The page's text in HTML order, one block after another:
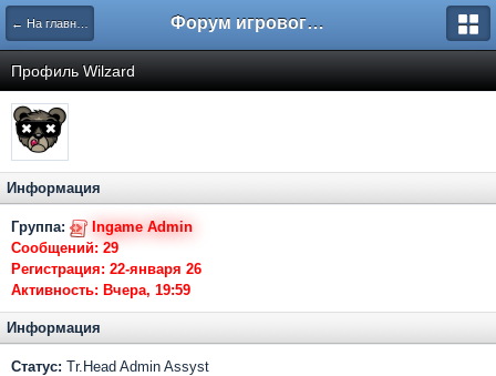
← На главную Форум игрового проекта Riverrise
Профиль Wilzard
Информация
Группа:
Ingame Admin
Сообщений: 29
Регистрация: 22-января 26
Активность: Вчера, 19:59
Информация
Статус: Tr.Head Admin Assyst